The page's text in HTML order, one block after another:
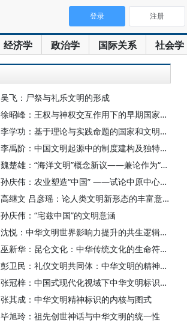
经济学 政治学 国际关系 社会学
登录 注册
吴飞：尸祭与礼乐文明的形成
徐昭峰：王权与神权交互作用下的早期国家发展模式探索
李学功：基于理论与实践命题的国家和文明起源探论
李禹阶：中国文明起源中的制度建构及独特历史道路
魏楚雄：“海洋文明”概念新议——兼论作为“海洋文明”代表的“
孙庆伟：农业塑造“中国” ——试论中原中心形成的经济基础
高继文 吕彦瑶：论人类文明新形态的丰富意蕴
孙庆伟：“宅兹中国”的文明意涵
沈悦：中华文明世界影响力提升的共生逻辑与传播体系建构
巫新华：昆仑文化：中华传统文化的生命符号与文明特性呈现
彭卫民：礼仪文明共同体：中华文明的精神标识
张冠梓：中国式现代化视域下中华文明标识体系的逻辑与进路
张其成：中华文明精神标识的内核与图式
毕旭玲：祖先创世神话与中华文明的统一性